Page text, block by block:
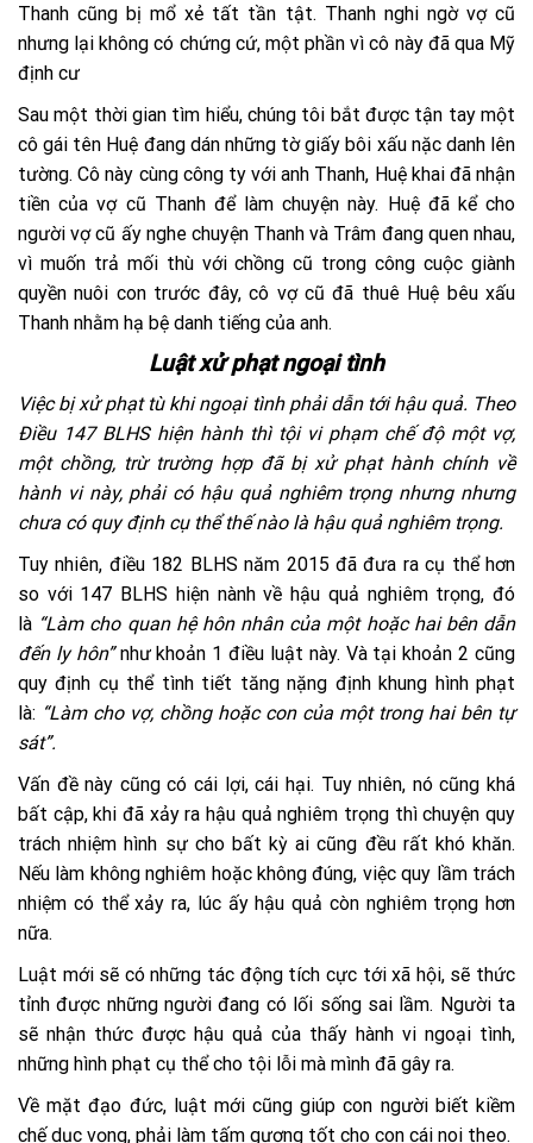
Thanh cũng bị mổ xẻ tất tần tật. Thanh nghi ngờ vợ cũ
nhưng lại không có chứng cứ, một phần vì cô này đã qua Mỹ
định cư
Sau một thời gian tìm hiểu, chúng tôi bắt được tận tay một
cô gái tên Huệ đang dán những tờ giấy bôi xấu nặc danh lên
tường. Cô này cùng công ty với anh Thanh, Huệ khai đã nhận
tiền của vợ cũ Thanh để làm chuyện này. Huệ đã kể cho
người vợ cũ ấy nghe chuyện Thanh và Trâm đang quen nhau,
vì muốn trả mối thù với chồng cũ trong công cuộc giành
quyền nuôi con trước đây, cô vợ cũ đã thuê Huệ bêu xấu
Thanh nhằm hạ bệ danh tiếng của anh.
Luật xử phạt ngoại tình
Việc bị xử phạt tù khi ngoại tình phải dẫn tới hậu quả. Theo
Điều 147 BLHS hiện hành thì tội vi phạm chế độ một vợ,
một chồng, trừ trường hợp đã bị xử phạt hành chính về
hành vi này, phải có hậu quả nghiêm trọng nhưng nhưng
chưa có quy định cụ thể thế nào là hậu quả nghiêm trọng.
Tuy nhiên, điều 182 BLHS năm 2015 đã đưa ra cụ thể hơn
so với 147 BLHS hiện nành về hậu quả nghiêm trọng, đó
là “Làm cho quan hệ hôn nhân của một hoặc hai bên dẫn
đến ly hôn”như khoản 1 điều luật này. Và tại khoản 2 cũng
quy định cụ thể tình tiết tăng nặng định khung hình phạt
là: “Làm cho vợ, chồng hoặc con của một trong hai bên tự
sát”.
Vấn đề này cũng có cái lợi, cái hại. Tuy nhiên, nó cũng khá
bất cập, khi đã xảy ra hậu quả nghiêm trọng thì chuyện quy
trách nhiệm hình sự cho bất kỳ ai cũng đều rất khó khăn.
Nếu làm không nghiêm hoặc không đúng, việc quy lầm trách
nhiệm có thể xảy ra, lúc ấy hậu quả còn nghiêm trọng hơn
nữa.
Luật mới sẽ có những tác động tích cực tới xã hội, sẽ thức
tỉnh được những người đang có lối sống sai lầm. Người ta
sẽ nhận thức được hậu quả của thấy hành vi ngoại tình,
những hình phạt cụ thể cho tội lỗi mà mình đã gây ra.
Về mặt đạo đức, luật mới cũng giúp con người biết kiềm
chế dục vọng, phải làm tấm gương tốt cho con cái noi theo.